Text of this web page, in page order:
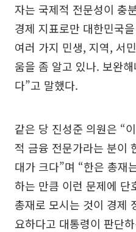
자는 국제적 전문성이 충
경제 지표로만 대한민국
여러 가지 민생, 지역, 서
움을 좀 알고 있나. 보완
다”고 말했다.
같은 당 진성준 의원은 “
적 금융 전문가라는 분이
대가 크다”며 “한은 총재
하는 만큼 이런 문제에 단
총재로 모시는 것이 경제
요하다고 대통령이 판단